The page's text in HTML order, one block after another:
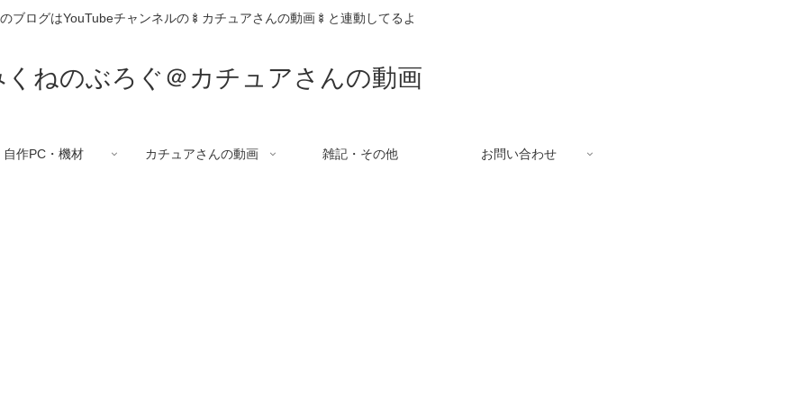
ブログはYouTubeチャンネルの🍢カチュアさんの動画🍢と連動してるよ
くねのぶろぐ＠カチュアさんの動画
自作PC・機材 カチュアさんの動画 雑記・その他 お問い合わせ